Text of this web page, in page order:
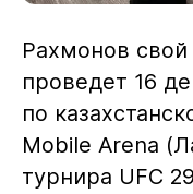
Рахмонов
проведет 16
по
Mobile Arena
турнира UFC